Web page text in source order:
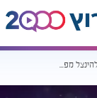
6 סגולות להינצל מפגם הברית וראיית קרי